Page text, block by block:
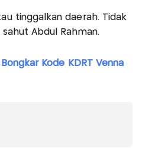
tinggalkan daerah. Tidak
Abdul Rahman.
Kode KDRT Venna